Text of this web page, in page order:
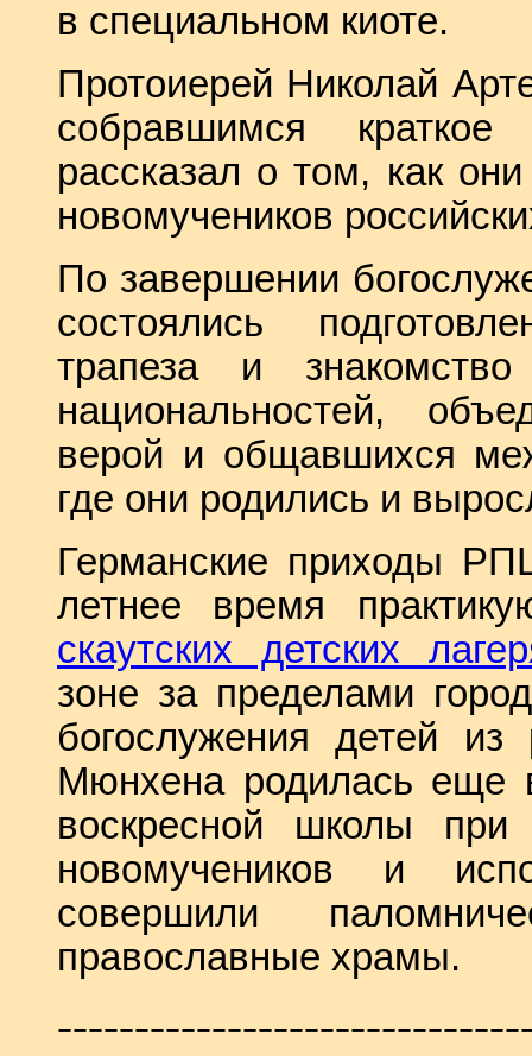
в специальном киоте.
Протоиерей Николай
собравшимся
рассказал о том, как
новомучеников
По завершении
состоялись
трапеза и
национальностей,
верой и общавшихся
где они родились и
Германские приходы
летнее время
скаутских детских
зоне за пределами
богослужения детей
Мюнхена родилась еще
воскресной школы
новомучеников и
совершили
православные храмы.